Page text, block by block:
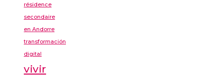
résidence
secondaire
en Andorre
transformación
digital
vivir